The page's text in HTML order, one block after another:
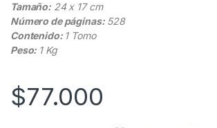
Tamaño: 24 x 17 cm
Número de páginas:528
Contenido: 1 Tomo
Peso: 1 Kg
$77.000